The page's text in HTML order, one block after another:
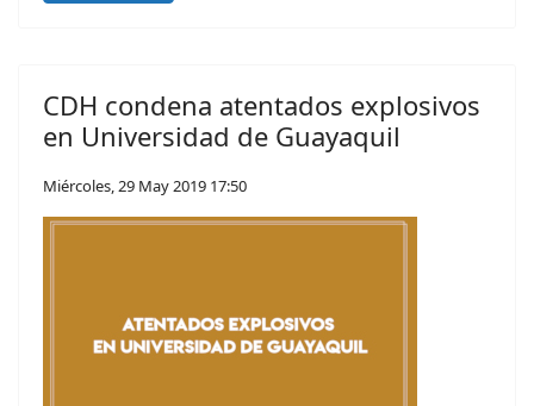
CDH condena atentados explosivos
en Universidad de Guayaquil
Miércoles, 29 May 2019 17:50